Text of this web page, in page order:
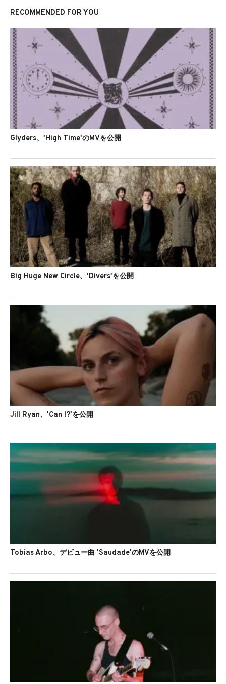
RECOMMENDED FOR YOU
Glyders、'High Time'のMVを公開
Big Huge New Circle、'Divers'を公開
Jill Ryan、'Can I?'を公開
Tobias Arbo、デビュー曲 'Saudade'のMVを公開